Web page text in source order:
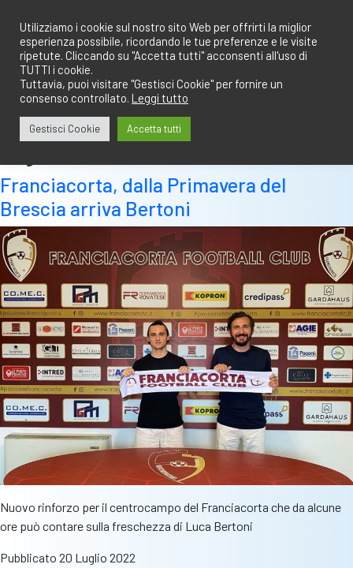
contenuto
Franciacorta, dalla Primavera del
Brescia arriva Bertoni
Nuovo rinforzo per il centrocampo del Franciacorta che da alcune
ore può contare sulla freschezza di Luca Bertoni
Pubblicato 20 Luglio 2022
Utilizziamo i cookie sul nostro sito Web per offrirti la miglior
esperienza possibile, ricordando le tue preferenze e le visite
ripetute. Cliccando su "Accetta tutti" acconsenti all'uso di
TUTTI i cookie.
Tuttavia, puoi visitare "Gestisci Cookie" per fornire un
consenso controllato. Leggi tutto
Gestisci Cookie Accetta tutti